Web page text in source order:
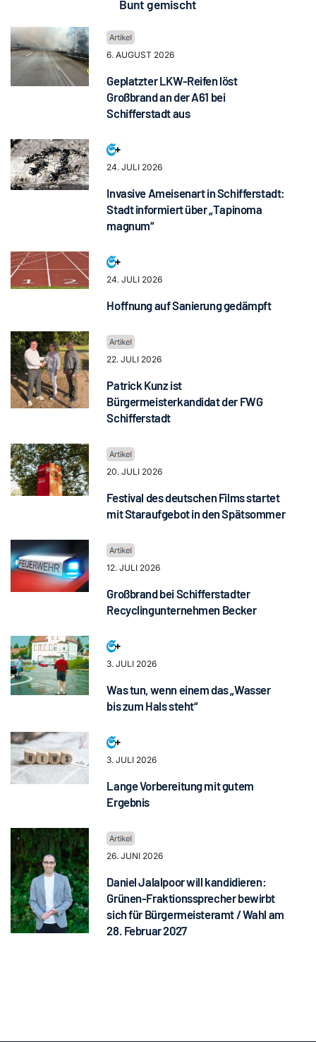
Bunt gemischt
6. AUGUST 2026
Geplatzter LKW-Reifen löst
Großbrand an der A61 bei
Schifferstadt aus
24. JULI 2026
Invasive Ameisenart in Schifferstadt:
Stadt informiert über „Tapinoma
magnum“
24. JULI 2026
Hoffnung auf Sanierung gedämpft
22. JULI 2026
Patrick Kunz ist
Bürgermeisterkandidat der FWG
Schifferstadt
20. JULI 2026
Festival des deutschen Films startet
mit Staraufgebot in den Spätsommer
12. JULI 2026
Großbrand bei Schifferstadter
Recyclingunternehmen Becker
3. JULI 2026
Was tun, wenn einem das „Wasser
bis zum Hals steht“
3. JULI 2026
Lange Vorbereitung mit gutem
Ergebnis
26. JUNI 2026
Daniel Jalalpoor will kandidieren:
Grünen-Fraktionssprecher bewirbt
sich für Bürgermeisteramt / Wahl am
28. Februar 2027